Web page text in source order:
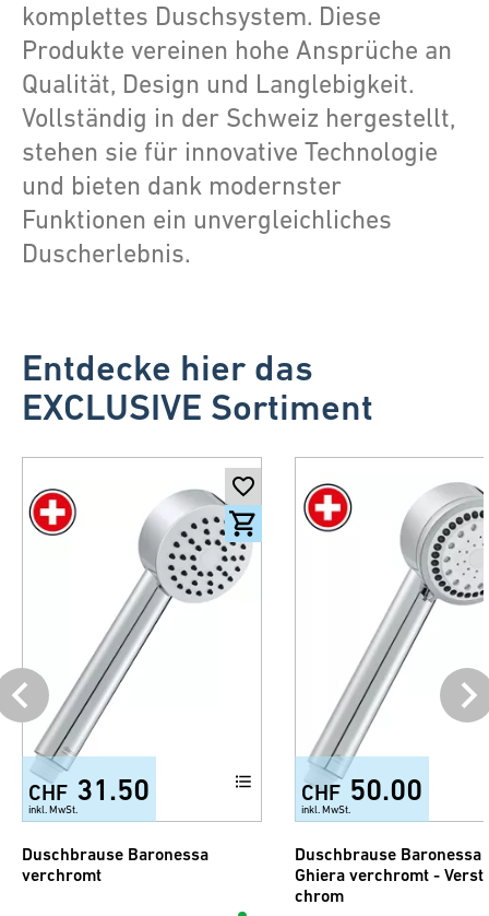
komplettes Duschsystem. Diese
Produkte vereinen hohe Ansprüche an
Qualität, Design und Langlebigkeit.
Vollständig in der Schweiz hergestellt,
stehen sie für innovative Technologie
und bieten dank modernster
Funktionen ein unvergleichliches
Duscherlebnis.
Entdecke hier das
EXCLUSIVE Sortiment
CHF 31.50
inkl. MwSt.
Duschbrause Baronessa
verchromt
CHF 50.00
inkl. MwSt.
Duschbrause Baronessa
Ghiera verchromt -
chrom